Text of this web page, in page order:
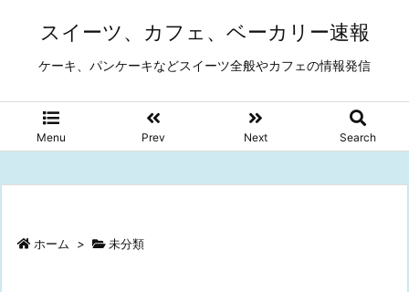
スイーツ、カフェ、ベーカリー速報
ケーキ、パンケーキなどスイーツ全般やカフェの情報発信
Menu Prev Next Search
ホーム > 未分類